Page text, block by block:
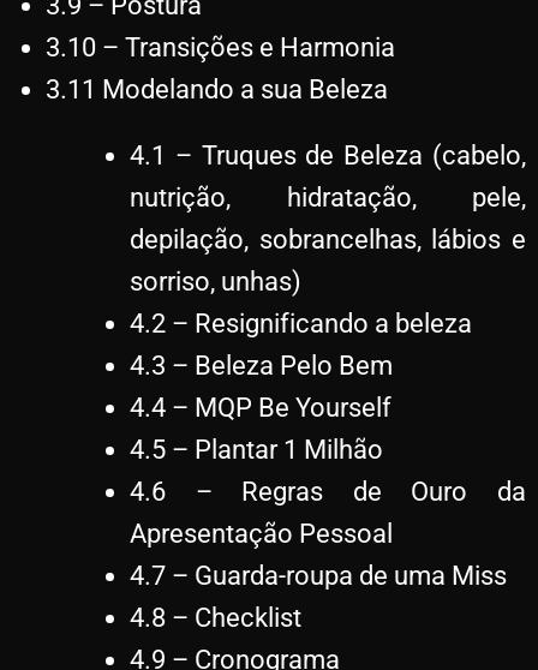
3.10 – Transições e Harmonia
3.11 Modelando a sua Beleza
4.1 – Truques de Beleza (cabelo,
nutrição, hidratação, pele,
depilação, sobrancelhas, lábios e
sorriso, unhas)
4.2 – Resignificando a beleza
4.3 – Beleza Pelo Bem
4.4 – MQP Be Yourself
4.5 – Plantar 1 Milhão
4.6 – Regras de Ouro da
Apresentação Pessoal
4.7 – Guarda-roupa de uma Miss
4.8 – Checklist
4.9 – Cronograma